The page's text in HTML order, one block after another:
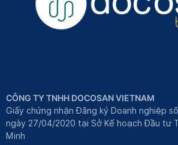
CÔNG TY TNHH DOCOSAN VIETNAM
Giấy chứng nhận Đăng ký Doanh nghiệp
ngày 27/04/2020 tại Sở Kế hoạch Đầu tư
Minh